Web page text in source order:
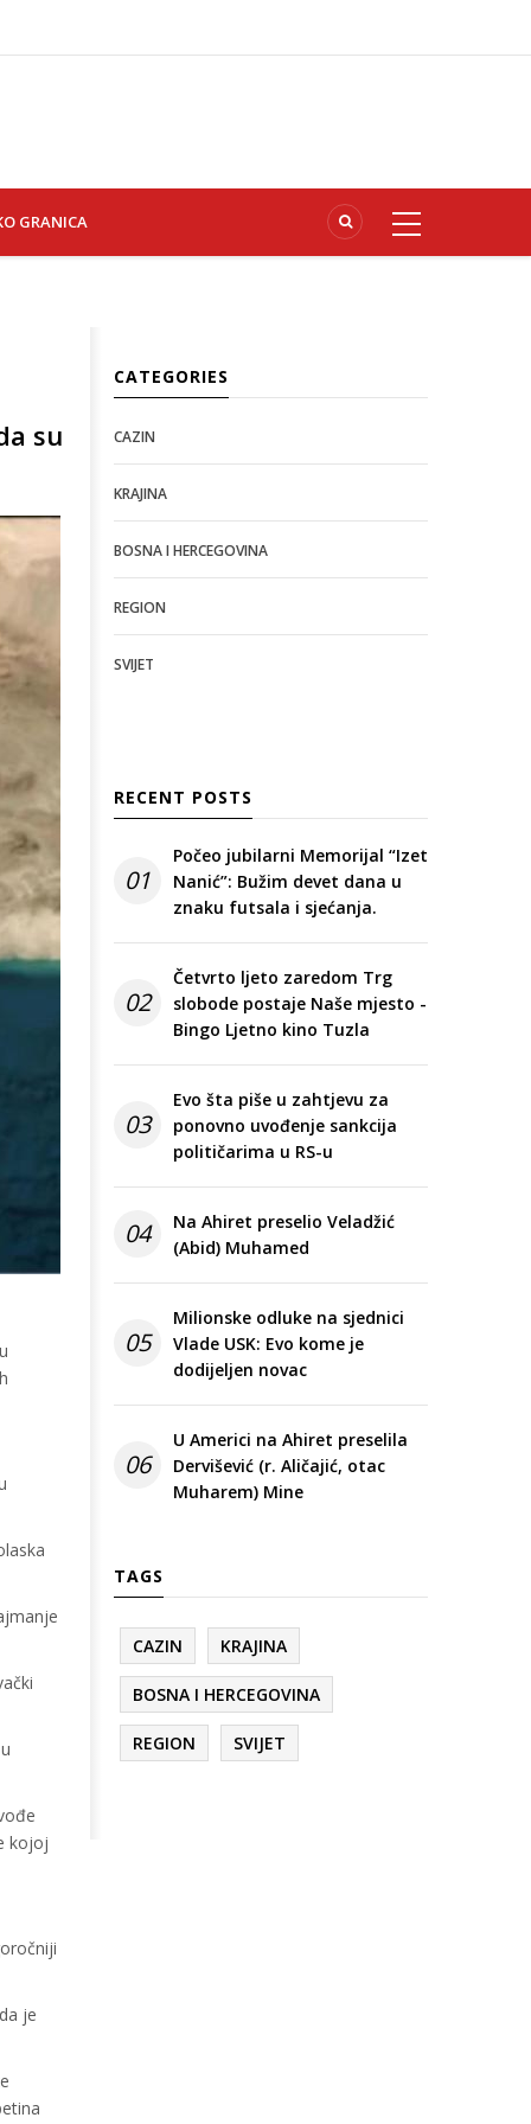
GRANICA
su
kojoj
je
CATEGORIES
CAZIN
KRAJINA
BOSNA I HERCEGOVINA
REGION
SVIJET
RECENT POSTS
01
Počeo jubilarni Memorijal “Izet
Nanić”: Bužim devet dana u
znaku futsala i sjećanja.
02
Četvrto ljeto zaredom Trg
slobode postaje Naše mjesto -
Bingo Ljetno kino Tuzla
03
Evo šta piše u zahtjevu za
ponovno uvođenje sankcija
političarima u RS-u
04
Na Ahiret preselio Veladžić
(Abid) Muhamed
05
Milionske odluke na sjednici
Vlade USK: Evo kome je
dodijeljen novac
06
U Americi na Ahiret preselila
Dervišević (r. Aličajić, otac
Muharem) Mine
TAGS
CAZIN KRAJINA
BOSNA I HERCEGOVINA
REGION SVIJET